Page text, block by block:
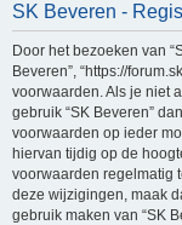
SK Beveren -
Door het bezoeken van
Beveren”, “https://
voorwaarden. Als je niet
gebruik “SK Beveren”
voorwaarden op ieder
hiervan tijdig op de
voorwaarden regelmatig
deze wijzigingen, maak
gebruik maken van “SK